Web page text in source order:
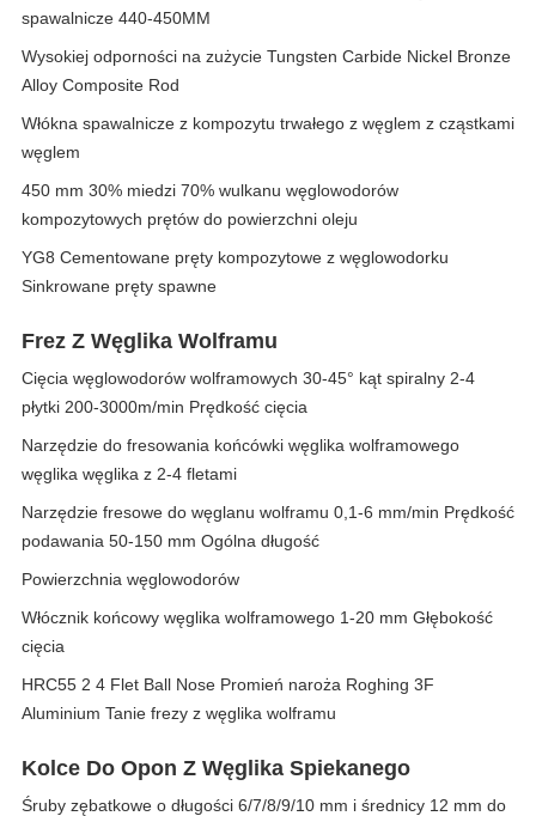
spawalnicze 440-450MM
Wysokiej odporności na zużycie Tungsten Carbide Nickel Bronze
Alloy Composite Rod
Włókna spawalnicze z kompozytu trwałego z węglem z cząstkami
węglem
450 mm 30% miedzi 70% wulkanu węglowodorów
kompozytowych prętów do powierzchni oleju
YG8 Cementowane pręty kompozytowe z węglowodorku
Sinkrowane pręty spawne
Frez Z Węglika Wolframu
Cięcia węglowodorów wolframowych 30-45° kąt spiralny 2-4
płytki 200-3000m/min Prędkość cięcia
Narzędzie do fresowania końcówki węglika wolframowego
węglika węglika z 2-4 fletami
Narzędzie fresowe do węglanu wolframu 0,1-6 mm/min Prędkość
podawania 50-150 mm Ogólna długość
Powierzchnia węglowodorów
Włócznik końcowy węglika wolframowego 1-20 mm Głębokość
cięcia
HRC55 2 4 Flet Ball Nose Promień naroża Roghing 3F
Aluminium Tanie frezy z węglika wolframu
Kolce Do Opon Z Węglika Spiekanego
Śruby zębatkowe o długości 6/7/8/9/10 mm i średnicy 12 mm do